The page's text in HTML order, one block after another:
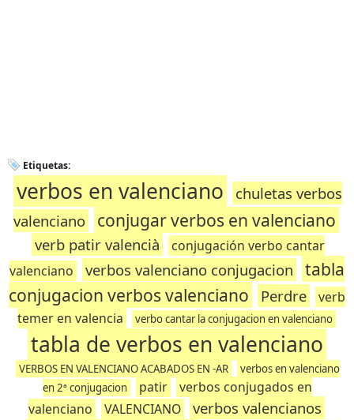
Etiquetas:
verbos en valenciano
chuletas verbos
valenciano
conjugar verbos en valenciano
verb patir valencià
conjugación verbo cantar
valenciano
verbos valenciano conjugacion
tabla
conjugacion verbos valenciano
Perdre
verb
temer en valencia
verbo cantar la conjugacion en valenciano
tabla de verbos en valenciano
VERBOS EN VALENCIANO ACABADOS EN -AR
verbos en valenciano
en 2ª conjugacion
patir
verbos conjugados en
valenciano
VALENCIANO verbos valencianos